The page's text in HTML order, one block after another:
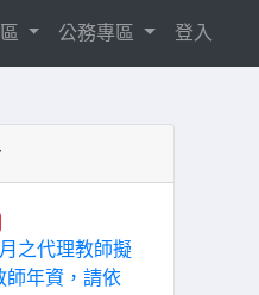
公務專區 登入
之代理教師擬
師年資，請依